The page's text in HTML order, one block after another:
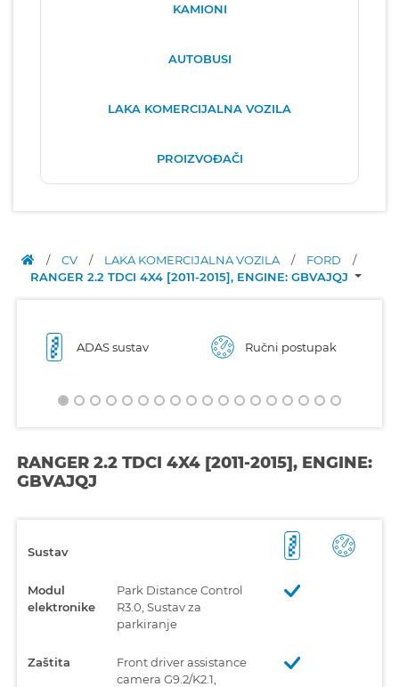
KAMIONI
AUTOBUSI
LAKA KOMERCIJALNA VOZILA
PROIZVOĐAČI
/ CV / LAKA KOMERCIJALNA VOZILA / FORD
/
RANGER 2.2 TDCI 4X4 [2011-2015], ENGINE: GBVAJQJ
ADAS sustav Ručni postupak
RANGER 2.2 TDCI 4X4 [2011-2015], ENGINE:
GBVAJQJ
Sustav
Modul
elektronike
Park Distance Control
R3.0, Sustav za
parkiranje
Zaštita
Front driver assistance
camera G9.2/K2.1,